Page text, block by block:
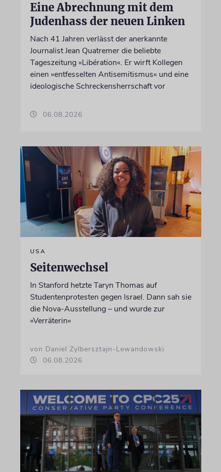
Eine Abrechnung mit dem
Judenhass der neuen Linken
Nach 41 Jahren verlässt der anerkannte
Journalist Jean Quatremer die beliebte
Tageszeitung »Libération«. Er wirft Kollegen
einen »entfesselten Antisemitismus« und eine
ideologische Schreckensherrschaft vor
06.08.2026
USA
Seitenwechsel
In Stanford hetzte Taryn Thomas auf
Studentenprotesten gegen Israel. Dann sah sie
die Nova-Ausstellung – und wurde zur
»Verräterin«
von Daniel Zylbersztajn-Lewandowski
06.08.2026